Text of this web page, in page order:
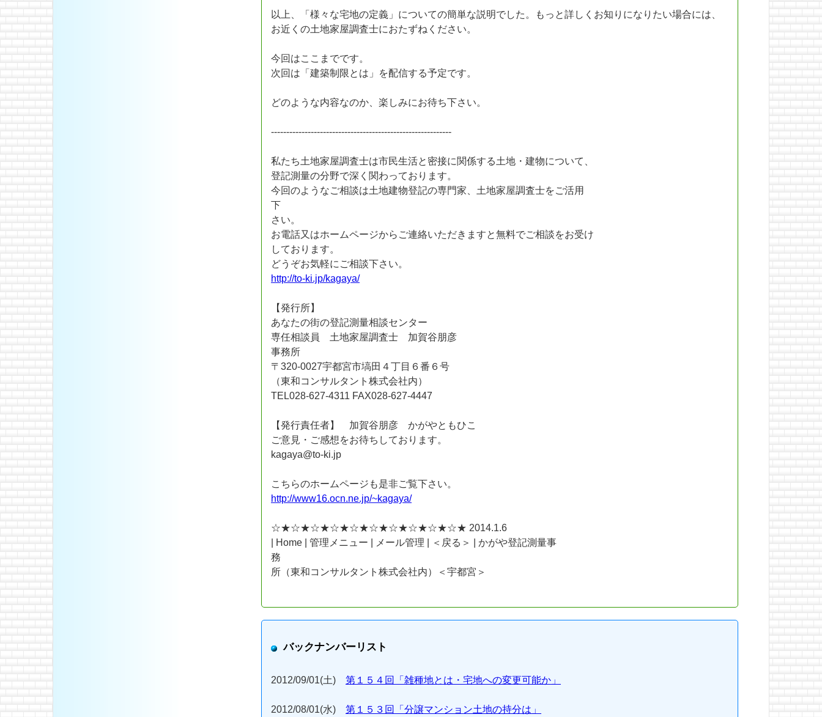
以上、「様々な宅地の定義」についての簡単な説明でした。もっと詳しくお知りになりたい場合には、
お近くの土地家屋調査士におたずねください。
今回はここまでです。
次回は「建築制限とは」を配信する予定です。
どのような内容なのか、楽しみにお待ち下さい。
-----------------------------------------------------------
私たち土地家屋調査士は市民生活と密接に関係する土地・建物について、
登記測量の分野で深く関わっております。
今回のようなご相談は土地建物登記の専門家、土地家屋調査士をご活用
下
さい。
お電話又はホームページからご連絡いただきますと無料でご相談をお受け
しております。
どうぞお気軽にご相談下さい。
http://to-ki.jp/kagaya/
【発行所】
あなたの街の登記測量相談センター
専任相談員 土地家屋調査士 加賀谷朋彦
事務所
〒320-0027宇都宮市塙田４丁目６番６号
（東和コンサルタント株式会社内）
TEL028-627-4311 FAX028-627-4447
【発行責任者】 加賀谷朋彦 かがやともひこ
ご意見・ご感想をお待ちしております。
kagaya@to-ki.jp
こちらのホームページも是非ご覧下さい。
http://www16.ocn.ne.jp/~kagaya/
☆★☆★☆★☆★☆★☆★☆★☆★☆★☆★ 2014.1.6
| Home | 管理メニュー | メール管理 | ＜戻る＞ | かがや登記測量事
務
所（東和コンサルタント株式会社内）＜宇都宮＞
バックナンバーリスト
2012/09/01(土)第１５４回「雑種地とは・宅地への変更可能か」
2012/08/01(水)第１５３回「分譲マンション土地の持分は」